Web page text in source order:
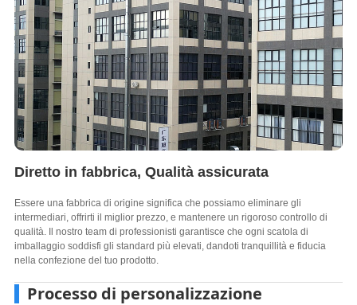
Diretto in fabbrica, Qualità assicurata
Essere una fabbrica di origine significa che possiamo eliminare gli
intermediari, offrirti il ​​miglior prezzo, e mantenere un rigoroso controllo di
qualità. Il nostro team di professionisti garantisce che ogni scatola di
imballaggio soddisfi gli standard più elevati, dandoti tranquillità e fiducia
nella confezione del tuo prodotto.​
Processo di personalizzazione